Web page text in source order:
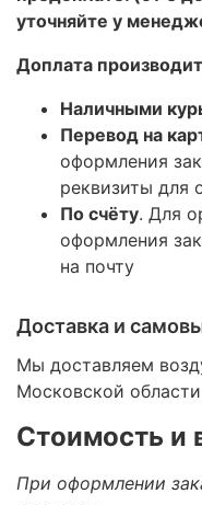
уточняйте у
Доплата
Наличными
Перевод на
оформления
реквизиты для
По счёту. Для
оформления
на почту
Доставка и
Мы доставляем
Московской
Стоимость и
При оформлении